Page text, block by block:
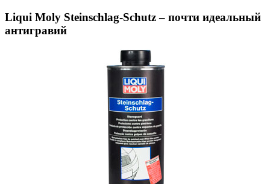
Liqui Moly Steinschlag-Schutz – почти идеальный
антигравий